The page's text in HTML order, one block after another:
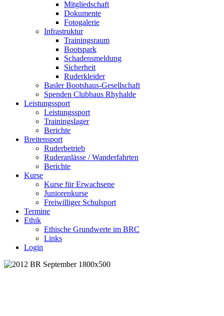
Mitgliedschaft
Dokumente
Fotogalerie
Infrastruktur
Trainingsraum
Bootspark
Schadensmeldung
Sicherheit
Ruderkleider
Basler Bootshaus-Gesellschaft
Spenden Clubhaus Rhyhalde
Leistungssport
Leistungssport
Trainingslager
Berichte
Breitensport
Ruderbetrieb
Ruderanlässe / Wanderfahrten
Berichte
Kurse
Kurse für Erwachsene
Juniorenkurse
Freiwilliger Schulsport
Termine
Ethik
Ethische Grundwerte im BRC
Links
Login